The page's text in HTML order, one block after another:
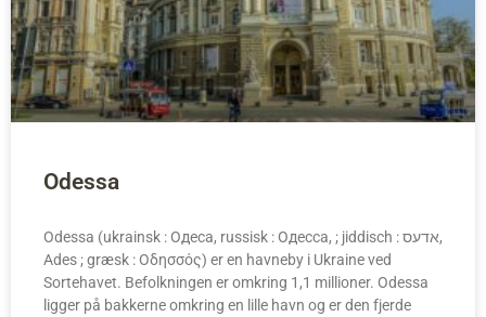
Odessa
Odessa (ukrainsk : Одеса, russisk : Одесса, ; jiddisch : אדעס,
Ades ; græsk : Οδησσός) er en havneby i Ukraine ved
Sortehavet. Befolkningen er omkring 1,1 millioner. Odessa
ligger på bakkerne omkring en lille havn og er den fjerde